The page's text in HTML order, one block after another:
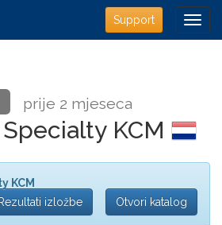
Support
prije 2 mjeseca
KCM
KCM
Rezultati izložbe
Otvori katalog